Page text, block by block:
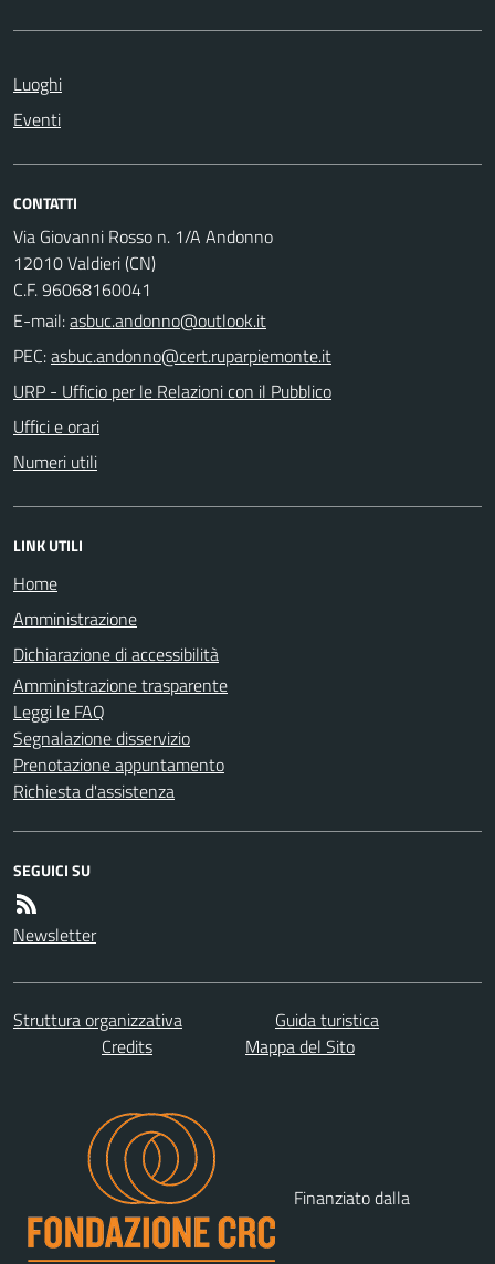
Luoghi
Eventi
CONTATTI
Via Giovanni Rosso n. 1/A Andonno
12010 Valdieri (CN)
C.F. 96068160041
E-mail:
PEC:
URP - Ufficio per le Relazioni con il Pubblico
Uffici e orari
Numeri utili
LINK UTILI
Home
Amministrazione
Dichiarazione di accessibilità
Amministrazione trasparente
Leggi le FAQ
Segnalazione disservizio
Prenotazione appuntamento
Richiesta d'assistenza
SEGUICI SU
Newsletter
Struttura organizzativa
Guida turistica
Credits
Mappa del Sito
Finanziato dalla